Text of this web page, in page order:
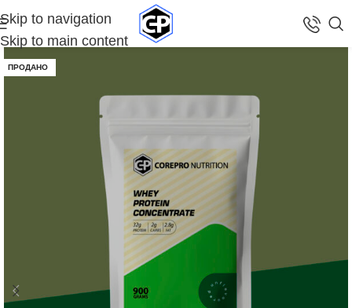
Skip to navigation
Skip to main content
ПРОДАНО